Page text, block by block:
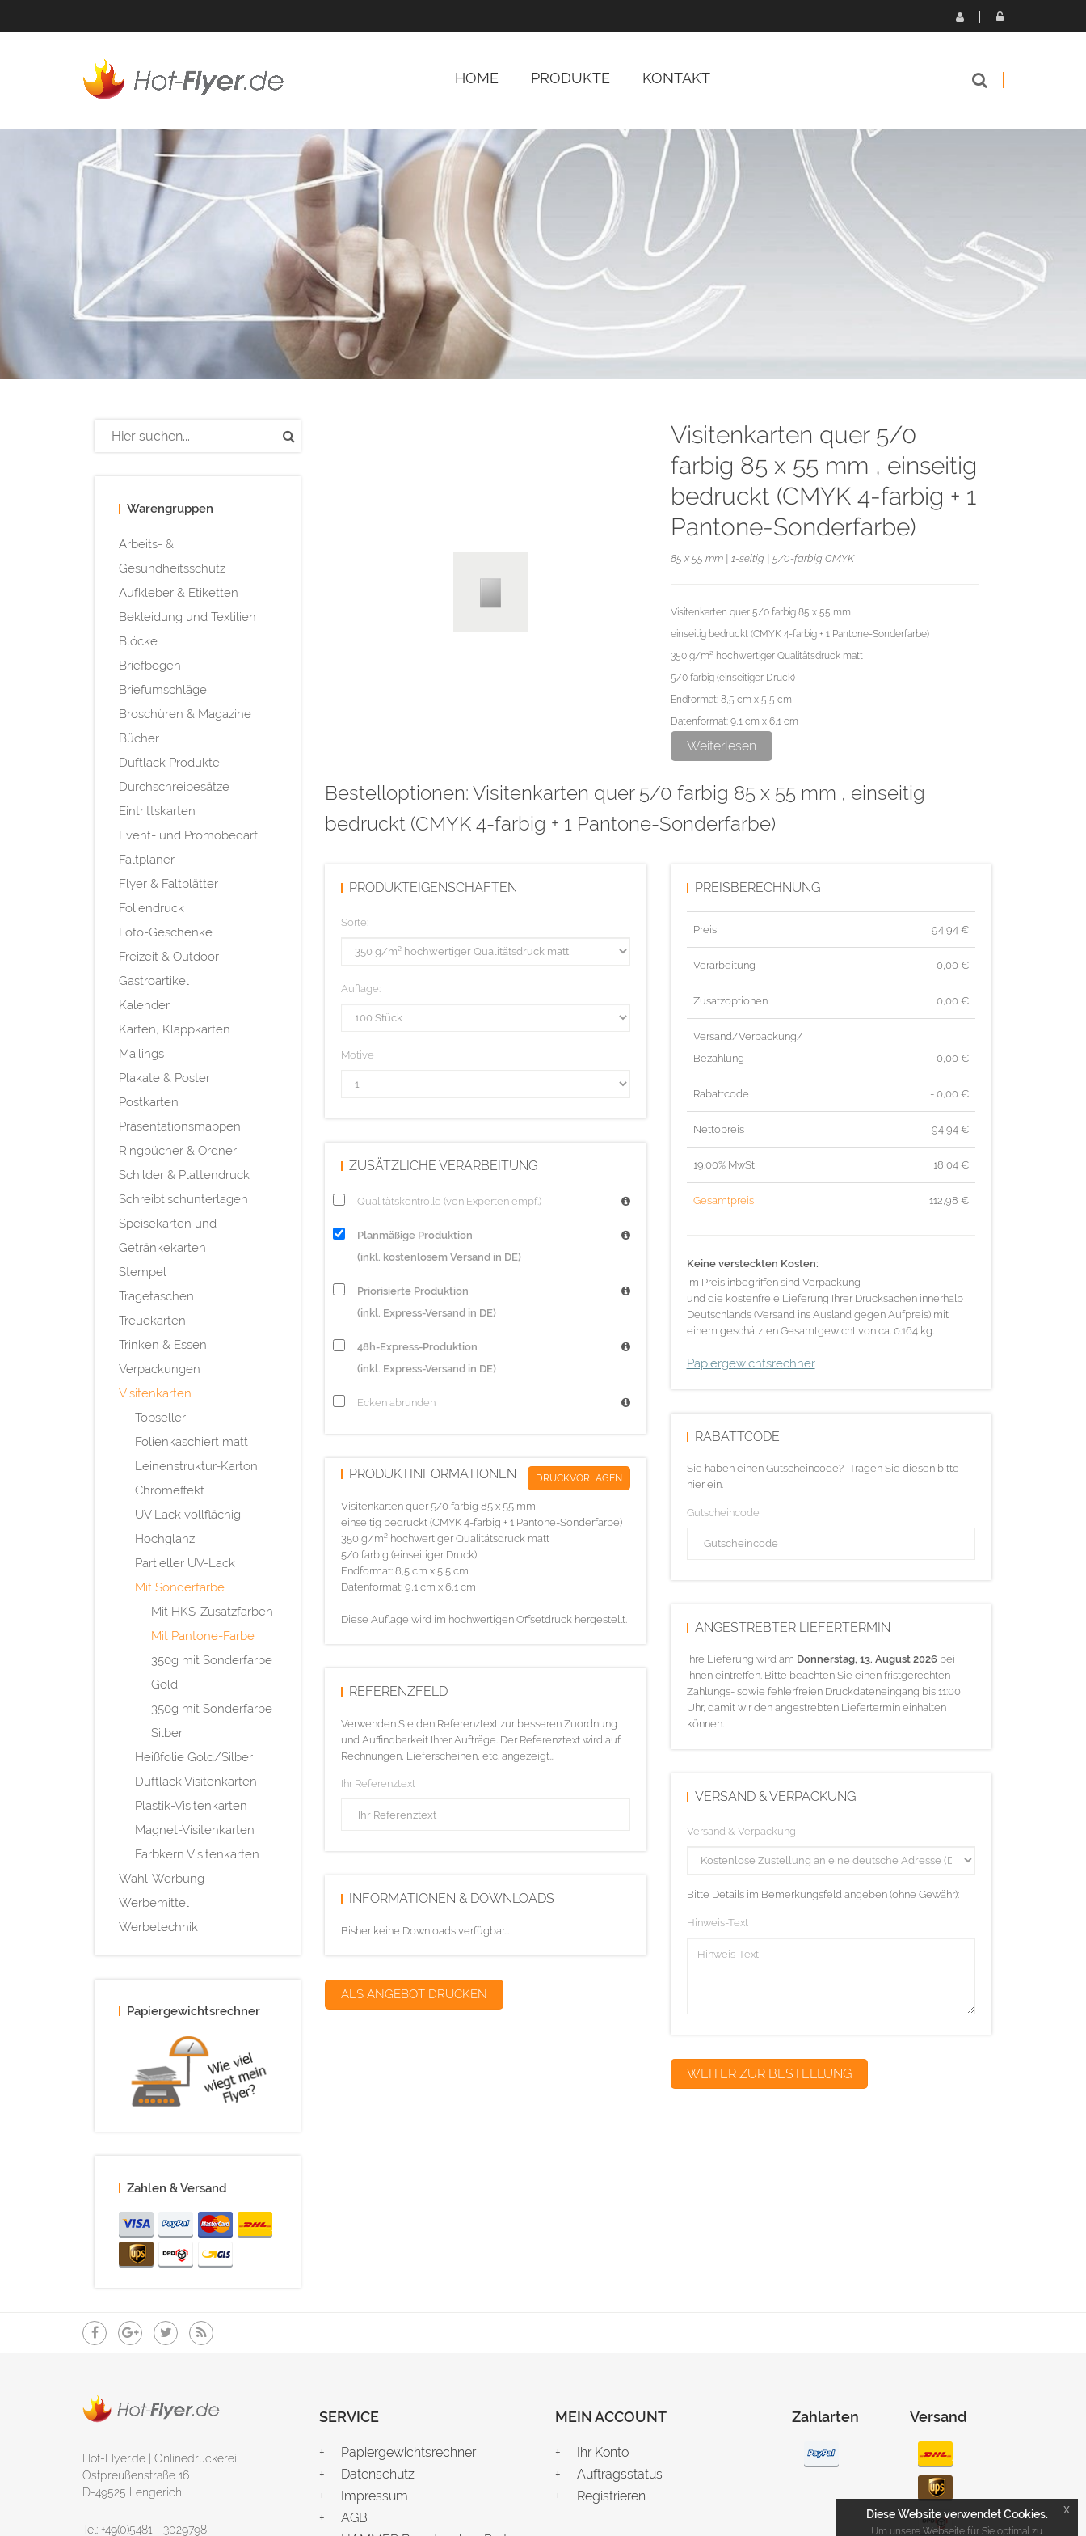
HOME PRODUKTE KONTAKT
Warengruppen
Arbeits- &
Gesundheitsschutz
Aufkleber & Etiketten
Bekleidung und Textilien
Blöcke
Briefbogen
Briefumschläge
Broschüren & Magazine
Bücher
Duftlack Produkte
Durchschreibesätze
Eintrittskarten
Event- und Promobedarf
Faltplaner
Flyer & Faltblätter
Foliendruck
Foto-Geschenke
Freizeit & Outdoor
Gastroartikel
Kalender
Karten, Klappkarten
Mailings
Plakate & Poster
Postkarten
Präsentationsmappen
Ringbücher & Ordner
Schilder & Plattendruck
Schreibtischunterlagen
Speisekarten und
Getränkekarten
Stempel
Tragetaschen
Treuekarten
Trinken & Essen
Verpackungen
Visitenkarten
Topseller
Folienkaschiert matt
Leinenstruktur-Karton
Chromeffekt
UV Lack vollflächig
Hochglanz
Partieller UV-Lack
Mit Sonderfarbe
Mit HKS-Zusatzfarben
Mit Pantone-Farbe
350g mit Sonderfarbe
Gold
350g mit Sonderfarbe
Silber
Heißfolie Gold/Silber
Duftlack Visitenkarten
Plastik-Visitenkarten
Magnet-Visitenkarten
Farbkern Visitenkarten
Wahl-Werbung
Werbemittel
Werbetechnik
Papiergewichtsrechner
Zahlen & Versand
Visitenkarten quer 5/0
farbig 85 x 55 mm , einseitig
bedruckt (CMYK 4-farbig + 1
Pantone-Sonderfarbe)
85 x 55 mm | 1-seitig | 5/0-farbig CMYK
Visitenkarten quer 5/0 farbig 85 x 55 mm
einseitig bedruckt (CMYK 4-farbig + 1 Pantone-Sonderfarbe)
350 g/m² hochwertiger Qualitätsdruck matt
5/0 farbig (einseitiger Druck)
Endformat: 8,5 cm x 5,5 cm
Datenformat: 9,1 cm x 6,1 cm
Weiterlesen
Bestelloptionen: Visitenkarten quer 5/0 farbig 85 x 55 mm , einseitig
bedruckt (CMYK 4-farbig + 1 Pantone-Sonderfarbe)
PRODUKTEIGENSCHAFTEN
Sorte:
Auflage:
Motive
ZUSÄTZLICHE VERARBEITUNG
Qualitätskontrolle (von Experten empf.)
Planmäßige Produktion
(inkl. kostenlosem Versand in DE)
Priorisierte Produktion
(inkl. Express-Versand in DE)
48h-Express-Produktion
(inkl. Express-Versand in DE)
Ecken abrunden
PRODUKTINFORMATIONEN DRUCKVORLAGEN
Visitenkarten quer 5/0 farbig 85 x 55 mm
einseitig bedruckt (CMYK 4-farbig + 1 Pantone-Sonderfarbe)
350 g/m² hochwertiger Qualitätsdruck matt
5/0 farbig (einseitiger Druck)
Endformat: 8,5 cm x 5,5 cm
Datenformat: 9,1 cm x 6,1 cm
Diese Auflage wird im hochwertigen Offsetdruck hergestellt.
REFERENZFELD
Verwenden Sie den Referenztext zur besseren Zuordnung
und Auffindbarkeit Ihrer Aufträge. Der Referenztext wird auf
Rechnungen, Lieferscheinen, etc. angezeigt...
Ihr Referenztext
INFORMATIONEN & DOWNLOADS
Bisher keine Downloads verfügbar...
ALS ANGEBOT DRUCKEN
PREISBERECHNUNG
Preis 94,94 €
Verarbeitung 0,00 €
Zusatzoptionen 0,00 €
Versand/Verpackung/
Bezahlung
0,00 €
Rabattcode - 0,00 €
Nettopreis 94,94 €
19.00% MwSt 18,04 €
Gesamtpreis 112,98 €
Keine versteckten Kosten:
Im Preis inbegriffen sind Verpackung
und die kostenfreie Lieferung Ihrer Drucksachen innerhalb
Deutschlands (Versand ins Ausland gegen Aufpreis) mit
einem geschätzten Gesamtgewicht von ca. 0.164 kg.
Papiergewichtsrechner
RABATTCODE
Sie haben einen Gutscheincode? -Tragen Sie diesen bitte
hier ein.
Gutscheincode
ANGESTREBTER LIEFERTERMIN
Ihre Lieferung wird am Donnerstag, 13. August 2026bei
Ihnen eintreffen. Bitte beachten Sie einen fristgerechten
Zahlungs- sowie fehlerfreien Druckdateneingang bis 11:00
Uhr, damit wir den angestrebten Liefertermin einhalten
können.
VERSAND & VERPACKUNG
Versand & Verpackung
Bitte Details im Bemerkungsfeld angeben (ohne Gewähr):
Hinweis-Text
Hot-Flyer.de | Onlinedruckerei
Ostpreußenstraße 16
D-49525 Lengerich
Tel: +49(0)5481 - 3029798
SERVICE
Papiergewichtsrechner
Datenschutz
Impressum
AGB
MEIN ACCOUNT
Ihr Konto
Auftragsstatus
Registrieren
Zahlarten Versand
Diese Website verwendet Cookies.
Um unsere Webseite für Sie optimal zu
x